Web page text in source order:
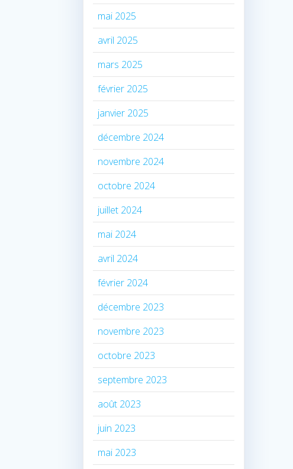
mai 2025
avril 2025
mars 2025
février 2025
janvier 2025
décembre 2024
novembre 2024
octobre 2024
juillet 2024
mai 2024
avril 2024
février 2024
décembre 2023
novembre 2023
octobre 2023
septembre 2023
août 2023
juin 2023
mai 2023